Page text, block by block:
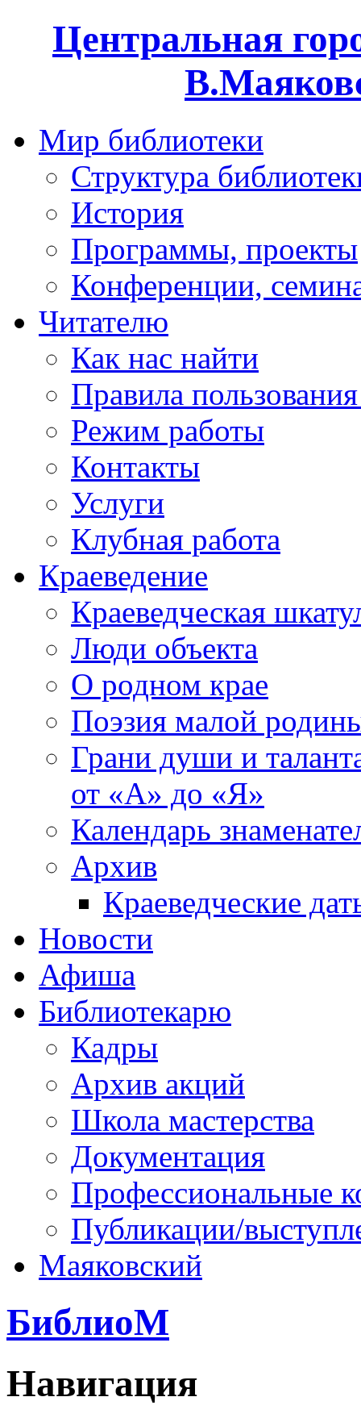
Центральная
Мир библиотеки
Структура
История
Программы, проекты
Конференции,
Читателю
Как нас найти
Правила
Режим работы
Контакты
Услуги
Клубная работа
Краеведение
Краеведческая
Люди объекта
О родном крае
Поэзия малой
Грани души и
от «А» до «Я»
Календарь
Архив
Краеведческие
Новости
Афиша
Библиотекарю
Кадры
Архив акций
Школа мастерства
Документация
Профессиональные
Публикации/
Маяковский
БиблиоМ
Навигация